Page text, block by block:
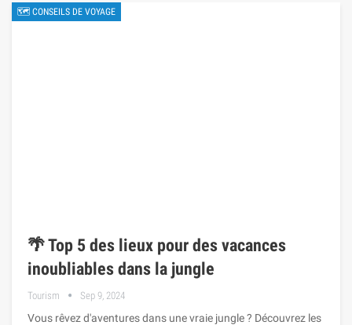
🗺 CONSEILS DE VOYAGE
🌴 Top 5 des lieux pour des vacances
inoubliables dans la jungle
Tourism Sep 9, 2024
Vous rêvez d'aventures dans une vraie jungle ? Découvrez les